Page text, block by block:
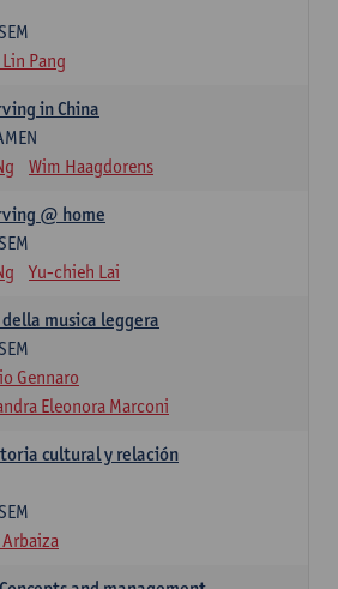
Pang
in China
Wim Haagdorens
@ home
Yu-chieh Lai
musica leggera
Gennaro
Eleonora Marconi
cultural y relación